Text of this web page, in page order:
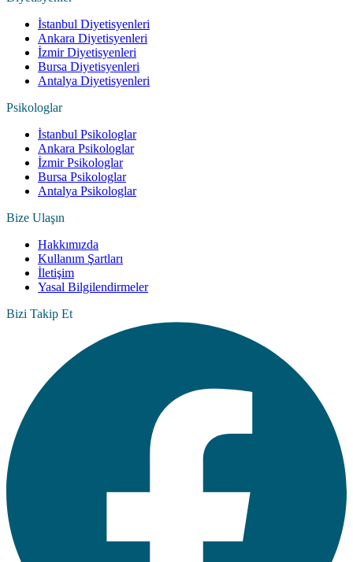
İstanbul Diyetisyenleri
Ankara Diyetisyenleri
İzmir Diyetisyenleri
Bursa Diyetisyenleri
Antalya Diyetisyenleri
Psikologlar
İstanbul Psikologlar
Ankara Psikologlar
İzmir Psikologlar
Bursa Psikologlar
Antalya Psikologlar
Bize Ulaşın
Hakkımızda
Kullanım Şartları
İletişim
Yasal Bilgilendirmeler
Bizi Takip Et